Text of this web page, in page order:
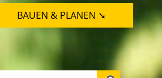
BAUEN & PLANEN ➘